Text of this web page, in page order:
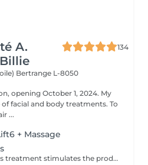
A.
134
Bertrange L-8050
opening October 1, 2024. My
facial and body treatments. To
...
+ Massage
HYDRATION BOOSTER: This treatment stimulates the production of hyaluronic acid and revives microcirculation to intensely hydrate, plump and smooth the skin while protecting it from external aggressions and skin aging. NEW SKIN: Thanks to a double mechanical and chemical exfoliation of the face and neck, this treatment deeply cleanses and drains toxins to find healthy, uniform, luminous skin and rested features. CELLULAR REGENERATION: This great complete anti-aging treatment (face, neck, hands) stimulates the meridians to promote the elimination of toxins and the circulation of energy flows, exfoliates the skin to even out and illuminate the complexion and boosts cellular regeneration to fill wrinkles and firm the skin.